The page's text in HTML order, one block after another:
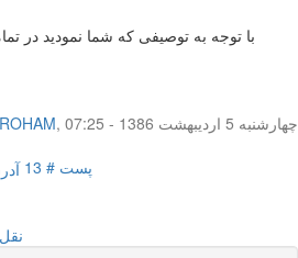
با توجه به توصیفی که شما نمودید در
ROHAM,
چهار‌شنبه 5 اردیبهشت 1386 - 07:25
پست # 13